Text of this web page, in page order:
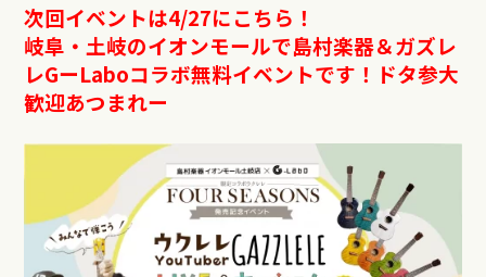
次回イベントは4/27にこちら！
岐阜・土岐のイオンモールで島村楽器＆ガズレ
レGーLaboコラボ無料イベントです！ドタ参大
歓迎あつまれー